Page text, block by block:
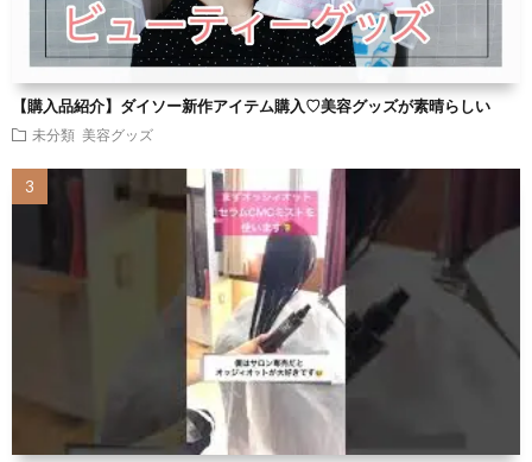
【購入品紹介】ダイソー新作アイテム購入♡美容グッズが素晴らしい
未分類 美容グッズ